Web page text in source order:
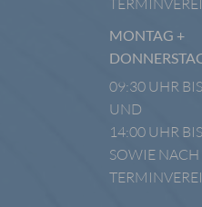
MONTAG +
09:30 UHR
UND
14:00 UHR
SOWIE NACH